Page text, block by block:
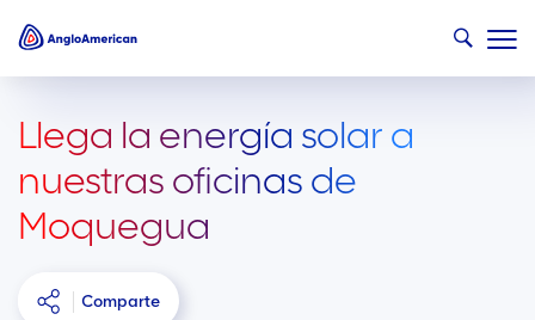
Llega la energía solar a
nuestras oficinas de
Moquegua
Comparte